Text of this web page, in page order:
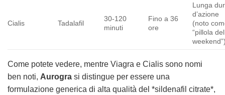
Cialis Tadalafil
30-120
minuti
Fino a 36
ore
Lunga
d’azione
(noto
“pillola del
Come potete vedere, mentre Viagra e Cialis sono nomi
ben noti, Aurogra si distingue per essere una
formulazione generica di alta qualità del *sildenafil citrate*,